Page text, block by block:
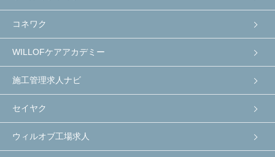
コネワク
WILLOFケアアカデミー
施工管理求人ナビ
セイヤク
ウィルオブ工場求人